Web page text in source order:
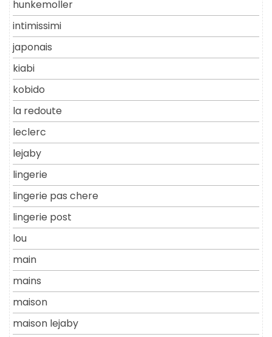
hunkemoller
intimissimi
japonais
kiabi
kobido
la redoute
leclerc
lejaby
lingerie
lingerie pas chere
lingerie post
lou
main
mains
maison
maison lejaby